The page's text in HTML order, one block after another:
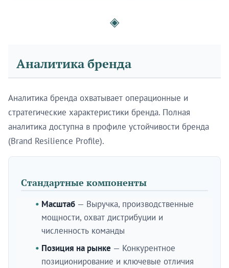
◈
Аналитика бренда
Аналитика бренда охватывает операционные и
стратегические характеристики бренда. Полная
аналитика доступна в профиле устойчивости бренда
(Brand Resilience Profile).
Стандартные компоненты
Масштаб — Выручка, производственные
мощности, охват дистрибуции и
численность команды
Позиция на рынке — Конкурентное
позиционирование и ключевые отличия